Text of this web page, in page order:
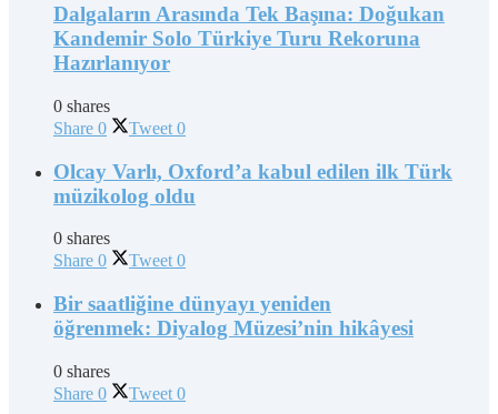
Dalgaların Arasında Tek Başına: Doğukan
Kandemir Solo Türkiye Turu Rekoruna
Hazırlanıyor
0 shares
Share 0 Tweet 0
Olcay Varlı, Oxford’a kabul edilen ilk Türk
müzikolog oldu
0 shares
Share 0 Tweet 0
Bir saatliğine dünyayı yeniden
öğrenmek: Diyalog Müzesi’nin hikâyesi
0 shares
Share 0 Tweet 0